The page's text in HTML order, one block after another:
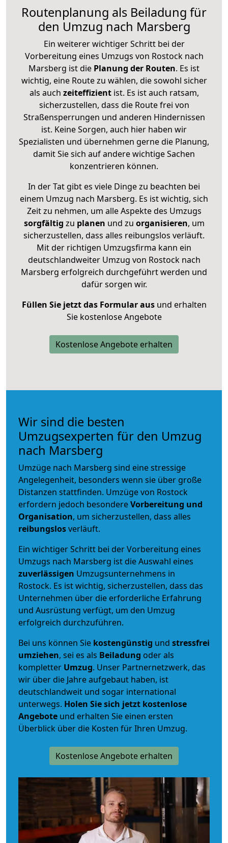
Routenplanung als Beiladung für
den Umzug nach Marsberg
Ein weiterer wichtiger Schritt bei der
Vorbereitung eines Umzugs von Rostock nach
Marsberg ist die Planung der Routen. Es ist
wichtig, eine Route zu wählen, die sowohl sicher
als auch zeiteffizientist. Es ist auch ratsam,
sicherzustellen, dass die Route frei von
Straßensperrungen und anderen Hindernissen
ist. Keine Sorgen, auch hier haben wir
Spezialisten und übernehmen gerne die Planung,
damit Sie sich auf andere wichtige Sachen
konzentrieren können.
In der Tat gibt es viele Dinge zu beachten bei
einem Umzug nach Marsberg. Es ist wichtig, sich
Zeit zu nehmen, um alle Aspekte des Umzugs
sorgfältig zu planen und zu organisieren, um
sicherzustellen, dass alles reibungslos verläuft.
Mit der richtigen Umzugsfirma kann ein
deutschlandweiter Umzug von Rostock nach
Marsberg erfolgreich durchgeführt werden und
dafür sorgen wir.
Füllen Sie jetzt das Formular ausund erhalten
Sie kostenlose Angebote
Kostenlose Angebote erhalten
Wir sind die besten
Umzugsexperten für den Umzug
nach Marsberg
Umzüge nach Marsberg sind eine stressige
Angelegenheit, besonders wenn sie über große
Distanzen stattfinden. Umzüge von Rostock
erfordern jedoch besondereVorbereitung und
Organisation, um sicherzustellen, dass alles
reibungslosverläuft.
Ein wichtiger Schritt bei der Vorbereitung eines
Umzugs nach Marsberg ist die Auswahl eines
zuverlässigen Umzugsunternehmens in
Rostock. Es ist wichtig, sicherzustellen, dass das
Unternehmen über die erforderliche Erfahrung
und Ausrüstung verfügt, um den Umzug
erfolgreich durchzuführen.
Bei uns können Sie kostengünstig und stressfrei
umziehen, sei es als Beiladung oder als
kompletter Umzug. Unser Partnernetzwerk, das
wir über die Jahre aufgebaut haben, ist
deutschlandweit und sogar international
unterwegs. Holen Sie sich jetzt kostenlose
Angebote und erhalten Sie einen ersten
Überblick über die Kosten für Ihren Umzug.
Kostenlose Angebote erhalten